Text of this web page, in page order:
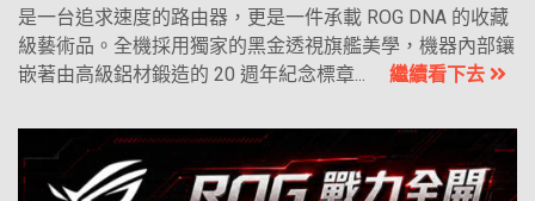
是一台追求速度的路由器，更是一件承載 ROG DNA 的收藏
級藝術品。全機採用獨家的黑金透視旗艦美學，機器內部鑲
嵌著由高級鋁材鍛造的 20 週年紀念標章... 繼續看下去